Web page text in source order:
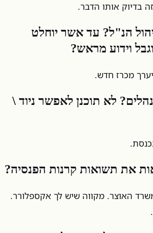
בדיוק אותו הדבר.
הנ"ל? עד אשר יוחלט
וידוע מראש?
מכרז חדש.
לא תוכנן לאפשר ניוד \
את תשואות קרנות הפנסיה?
האוצר. מקווה שיש לך אקספלורר.
.